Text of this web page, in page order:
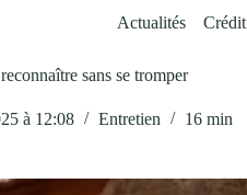
Actualités Crédit
sans se tromper
à 12:08 Entretien 16 min